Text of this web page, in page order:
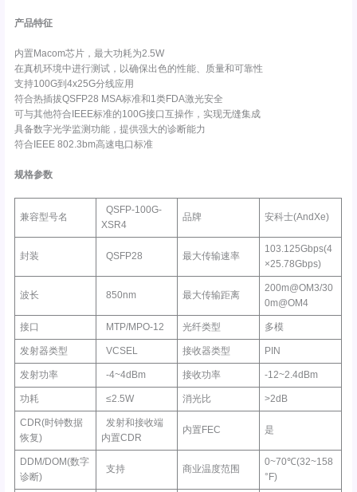
产品特征
内置Macom芯片，最大功耗为2.5W
在真机环境中进行测试，以确保出色的性能、质量和可靠性
支持100G到4x25G分线应用
符合热插拔QSFP28 MSA标准和1类FDA激光安全
可与其他符合IEEE标准的100G接口互操作，实现无缝集成
具备数字光学监测功能，提供强大的诊断能力
符合IEEE 802.3bm高速电口标准
规格参数
兼容型号名
QSFP-100G-
XSR4
品牌 安科士(AndXe)
封装 QSFP28 最大传输速率
103.125Gbps(4
×25.78Gbps)
波长 850nm 最大传输距离
200m@OM3/30
0m@OM4
接口 MTP/MPO-12 光纤类型 多模
发射器类型 VCSEL 接收器类型 PIN
发射功率 -4~4dBm 接收功率 -12~2.4dBm
功耗 ≤2.5W 消光比 >2dB
CDR(时钟数据
恢复)
发射和接收端
内置CDR
内置FEC 是
DDM/DOM(数字
诊断)
支持 商业温度范围
0~70℃(32~158
°F)